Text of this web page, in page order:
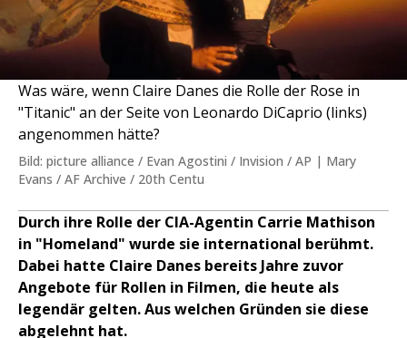
Was wäre, wenn Claire Danes die Rolle der Rose in
"Titanic" an der Seite von Leonardo DiCaprio (links)
angenommen hätte?
Bild: picture alliance / Evan Agostini / Invision / AP | Mary
Evans / AF Archive / 20th Centu
Durch ihre Rolle der CIA-Agentin Carrie Mathison
in "Homeland" wurde sie international berühmt.
Dabei hatte Claire Danes bereits Jahre zuvor
Angebote für Rollen in Filmen, die heute als
legendär gelten. Aus welchen Gründen sie diese
abgelehnt hat.